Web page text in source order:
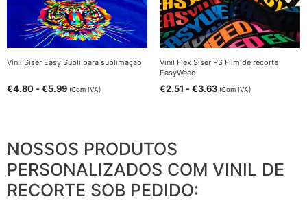
Vinil Siser Easy Subli para sublimação
€4.80 - €5.99 (Com IVA)
Vinil Flex Siser PS Film de recorte
EasyWeed
€2.51 - €3.63 (Com IVA)
NOSSOS PRODUTOS
PERSONALIZADOS COM VINIL DE
RECORTE SOB PEDIDO: